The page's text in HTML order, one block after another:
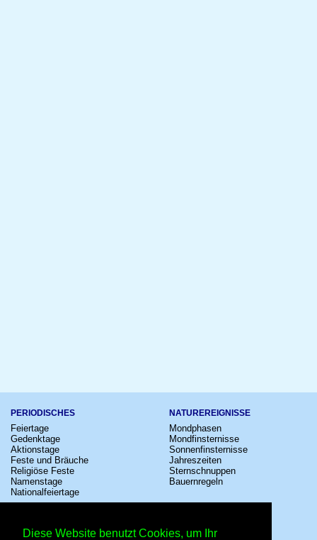
Diese Website benutzt Cookies, um Ihr
PERIODISCHES
Feiertage
Gedenktage
Aktionstage
Feste und Bräuche
Religiöse Feste
Namenstage
Nationalfeiertage
NATUREREIGNISSE
Mondphasen
Mondfinsternisse
Sonnenfinsternisse
Jahreszeiten
Sternschnuppen
Bauernregeln
Kinostarts
Sternzeichen